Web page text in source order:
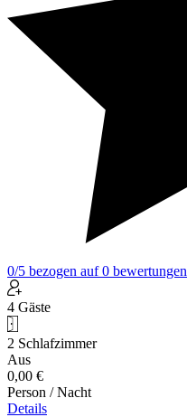
0/5 bezogen auf 0 bewertungen
4 Gäste
2 Schlafzimmer
Aus
0,00 €
Person / Nacht
Details